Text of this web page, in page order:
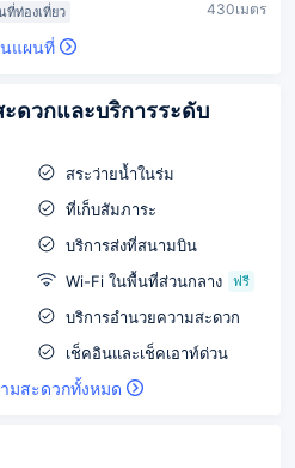
ที่ท่องเที่ยว 430เมตร
แผนที่
ดวกและบริการระดับ
สระว่ายน้ำในร่ม
ที่เก็บสัมภาระ
บริการส่งที่สนามบิน
Wi-Fi ในพื้นที่ส่วนกลาง ฟรี
บริการอำนวยความสะดวก
เช็คอินและเช็คเอาท์ด่วน
มสะดวกทั้งหมด